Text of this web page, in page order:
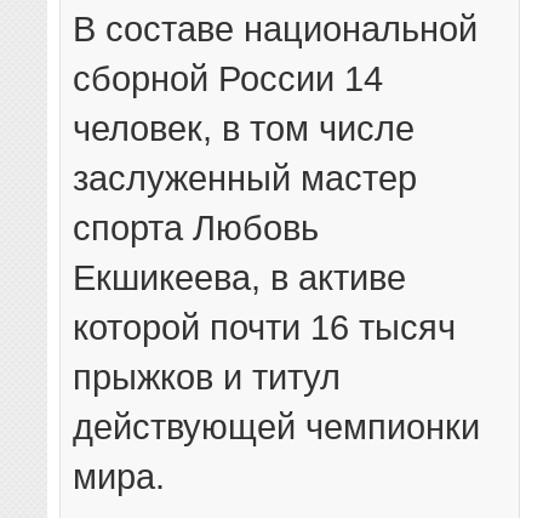
В составе национальной
сборной России 14
человек, в том числе
заслуженный мастер
спорта Любовь
Екшикеева, в активе
которой почти 16 тысяч
прыжков и титул
действующей чемпионки
мира.